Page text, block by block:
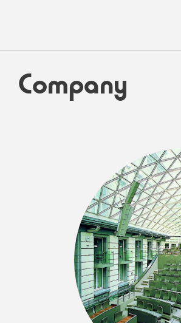
Company